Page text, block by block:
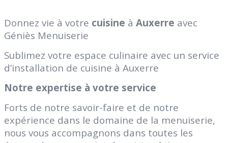
Donnez vie à votre cuisine à Auxerre avec
Géniès Menuiserie
Sublimez votre espace culinaire avec un service
d’installation de cuisine à Auxerre
Notre expertise à votre service
Forts de notre savoir-faire et de notre
expérience dans le domaine de la menuiserie,
nous vous accompagnons dans toutes les